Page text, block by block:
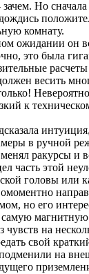
Но сначала
комнату.
ожидании он
это была
весить
к
в ручной
менял ракурсы и
часть этой
головы или
но его
самую
на
свой
на